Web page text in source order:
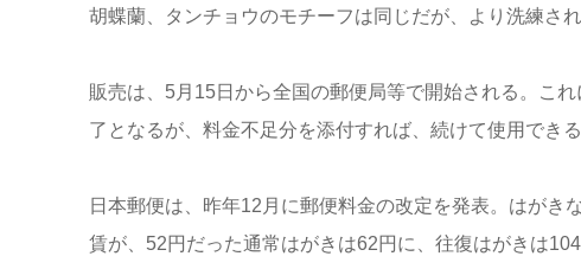
胡蝶蘭、タンチョウのモチーフは同じだが、より洗練さ
販売は、5月15日から全国の郵便局等で開始される。こ
了となるが、料金不足分を添付すれば、続けて使用できる
日本郵便は、昨年12月に郵便料金の改定を発表。はが
賃が、52円だった通常はがきは62円に、往復はがきは